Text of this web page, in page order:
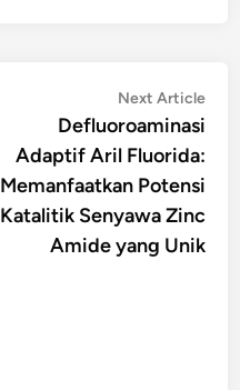
Next Article
Defluoroaminasi
Adaptif Aril Fluorida:
Memanfaatkan Potensi
Katalitik Senyawa Zinc
Amide yang Unik